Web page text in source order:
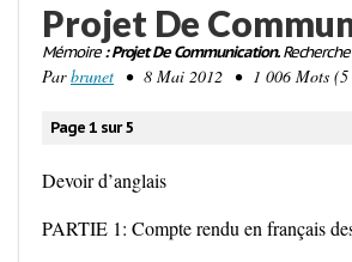
Projet De
Mémoire: Projet De Communication.
Parbrunet • 8 Mai 2012 • 1 006 Mots (5
Page 1 sur 5
Devoir d’anglais
PARTIE 1: Compte rendu en français